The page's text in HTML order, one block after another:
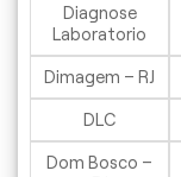
Diagnose
Laboratorio
Dimagem – RJ
DLC
Dom Bosco –